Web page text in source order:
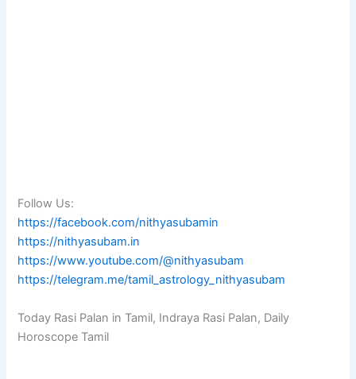
Follow Us:
https://facebook.com/nithyasubamin
https://nithyasubam.in
https://www.youtube.com/@nithyasubam
https://telegram.me/tamil_astrology_nithyasubam
Today Rasi Palan in Tamil, Indraya Rasi Palan, Daily
Horoscope Tamil